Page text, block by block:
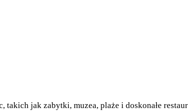
jak zabytki, muzea, plaże i doskonałe